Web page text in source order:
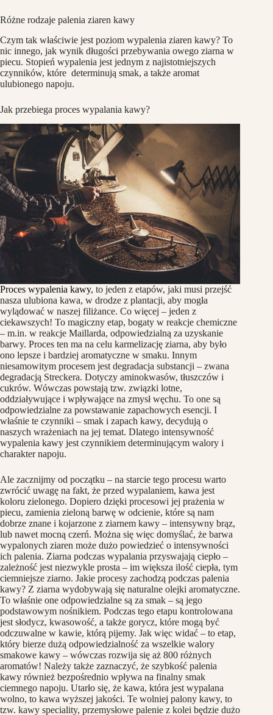
Różne rodzaje palenia ziaren kawy
Czym tak właściwie jest poziom wypalenia ziaren kawy? To
nic innego, jak wynik długości przebywania owego ziarna w
piecu. Stopień wypalenia jest jednym z najistotniejszych
czynników, które determinują smak, a także aromat
ulubionego napoju.
Jak przebiega proces wypalania kawy?
Proces wypalenia kawy, to jeden z etapów, jaki musi przejść
nasza ulubiona kawa, w drodze z plantacji, aby mogła
wylądować w naszej filiżance. Co więcej – jeden z
ciekawszych! To magiczny etap, bogaty w reakcje chemiczne
– m.in. w reakcje Maillarda, odpowiedzialną za uzyskanie
barwy. Proces ten ma na celu karmelizację ziarna, aby było
ono lepsze i bardziej aromatyczne w smaku. Innym
niesamowitym procesem jest degradacja substancji – zwana
degradacją Streckera. Dotyczy aminokwasów, tłuszczów i
cukrów. Wówczas powstają tzw. związki lotne,
oddziaływujące i wpływające na zmysł węchu. To one są
odpowiedzialne za powstawanie zapachowych esencji. I
właśnie te czynniki – smak i zapach kawy, decydują o
naszych wrażeniach na jej temat. Dlatego intensywność
wypalenia kawy jest czynnikiem determinującym walory i
charakter napoju.
Ale zacznijmy od początku – na starcie tego procesu warto
zwrócić uwagę na fakt, że przed wypalaniem, kawa jest
koloru zielonego. Dopiero dzięki procesowi jej prażenia w
piecu, zamienia zieloną barwę w odcienie, które są nam
dobrze znane i kojarzone z ziarnem kawy – intensywny brąz,
lub nawet mocną czerń. Można się więc domyślać, że barwa
wypalonych ziaren może dużo powiedzieć o intensywności
ich palenia. Ziarna podczas wypalania przyswajają ciepło –
zależność jest niezwykle prosta – im większa ilość ciepła, tym
ciemniejsze ziarno. Jakie procesy zachodzą podczas palenia
kawy? Z ziarna wydobywają się naturalne olejki aromatyczne.
To właśnie one odpowiedzialne są za smak – są jego
podstawowym nośnikiem. Podczas tego etapu kontrolowana
jest słodycz, kwasowość, a także gorycz, które mogą być
odczuwalne w kawie, którą pijemy. Jak więc widać – to etap,
który bierze dużą odpowiedzialność za wszelkie walory
smakowe kawy – wówczas rozwija się aż 800 różnych
aromatów! Należy także zaznaczyć, że szybkość palenia
kawy również bezpośrednio wpływa na finalny smak
ciemnego napoju. Utarło się, że kawa, która jest wypalana
wolno, to kawa wyższej jakości. Te wolniej palony kawy, to
tzw. kawy speciality, przemysłowe palenie z kolei będzie dużo